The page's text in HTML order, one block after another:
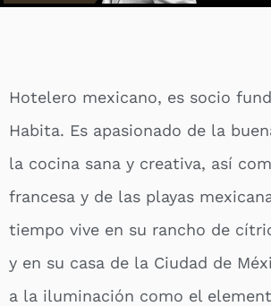
Hotelero mexicano, es socio
Habita. Es apasionado de la
la cocina sana y creativa, así
francesa y de las playas
tiempo vive en su rancho de
y en su casa de la Ciudad de
a la iluminación como el